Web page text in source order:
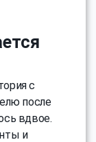
с
после
вдвое.
и